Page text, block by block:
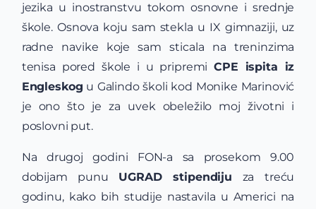
jezika u inostranstvu tokom osnovne i srednje
škole. Osnova koju sam stekla u IX gimnaziji, uz
radne navike koje sam sticala na treninzima
tenisa pored škole i u pripremiCPE ispita iz
Engleskog u Galindo školi kod Monike Marinović
je ono što je za uvek obeležilo moj životni i
poslovni put.
Na drugoj godini FON-a sa prosekom 9.00
dobijam punu UGRAD stipendiju za treću
godinu, kako bih studije nastavila u Americi na